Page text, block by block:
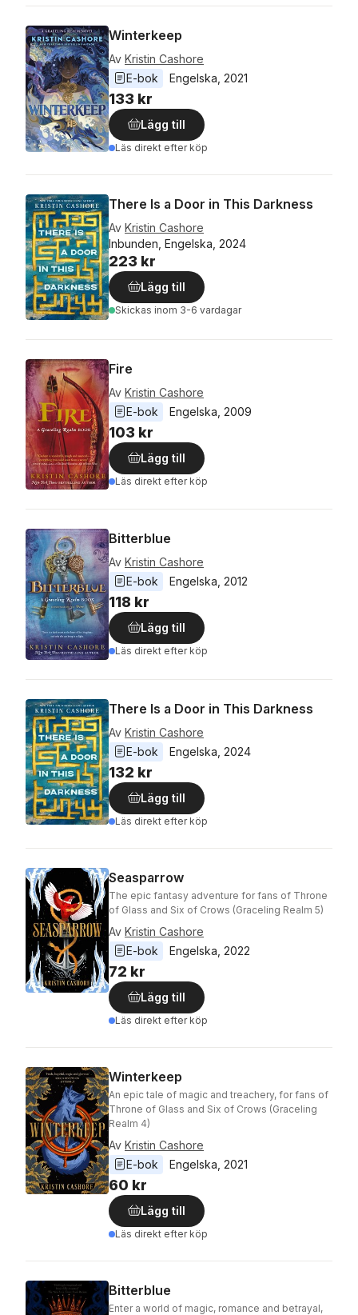
Winterkeep
Av Kristin Cashore
E-bok
Engelska 2021
133 kr
Lägg till
Läs direkt efter köp
There Is a Door in This Darkness
Av Kristin Cashore
Inbunden, Engelska, 2024
223 kr
Lägg till
Skickas inom 3-6 vardagar
Fire
Av Kristin Cashore
E-bok
Engelska 2009
103 kr
Lägg till
Läs direkt efter köp
Bitterblue
Av Kristin Cashore
E-bok
Engelska, 2012
118 kr
Lägg till
Läs direkt efter köp
There Is a Door in This Darkness
Av Kristin Cashore
E-bok
Engelska 2024
132 kr
Lägg till
Läs direkt efter köp
Seasparrow
The epic fantasy adventure for fans of Throne
of Glass and Six of Crows (Graceling Realm 5)
Av Kristin Cashore
E-bok
Engelska 2022
72 kr
Lägg till
Läs direkt efter köp
Winterkeep
An epic tale of magic and treachery, for fans of
Throne of Glass and Six of Crows (Graceling
Realm 4)
Av Kristin Cashore
E-bok
Engelska 2021
60 kr
Lägg till
Läs direkt efter köp
Bitterblue
Enter a world of magic, romance and betrayal,